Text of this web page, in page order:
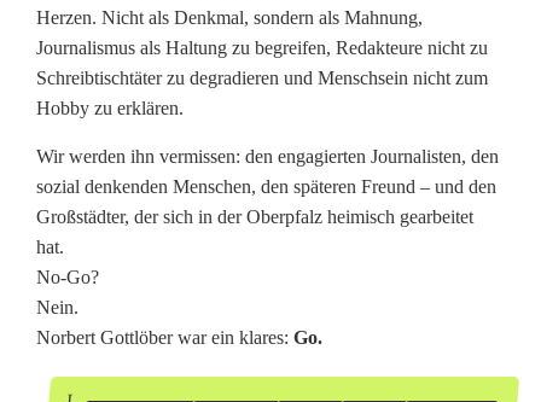
Herzen. Nicht als Denkmal, sondern als Mahnung,
Journalismus als Haltung zu begreifen, Redakteure nicht zu
Schreibtischtäter zu degradieren und Menschsein nicht zum
Hobby zu erklären.
Wir werden ihn vermissen: den engagierten Journalisten, den
sozial denkenden Menschen, den späteren Freund – und den
Großstädter, der sich in der Oberpfalz heimisch gearbeitet
hat.
No-Go?
Nein.
Norbert Gottlöber war ein klares: Go.